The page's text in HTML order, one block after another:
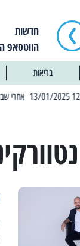
חדשות
הווטסאפ
בריאות